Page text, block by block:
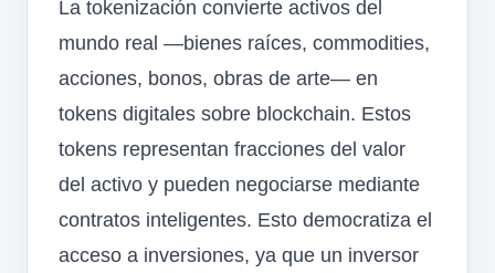
La tokenización convierte activos del
mundo real —bienes raíces, commodities,
acciones, bonos, obras de arte— en
tokens digitales sobre blockchain. Estos
tokens representan fracciones del valor
del activo y pueden negociarse mediante
contratos inteligentes. Esto democratiza el
acceso a inversiones, ya que un inversor